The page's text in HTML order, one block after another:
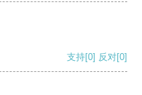
支持[0] 反对[0]